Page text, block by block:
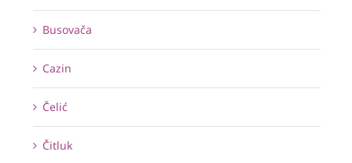
Busovača
Cazin
Čelić
Čitluk